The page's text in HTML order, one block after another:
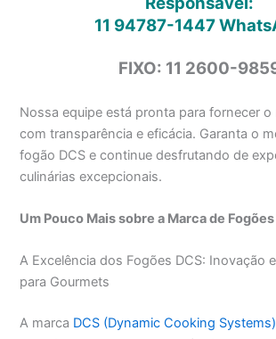
11 94787-1447
FIXO: 11 2600-
Nossa equipe está pronta para fornecer o
com transparência e eficácia. Garanta o
fogão DCS e continue desfrutando de
culinárias excepcionais.
Um Pouco Mais sobre a Marca de
A Excelência dos Fogões DCS: Inovação
para Gourmets
A marca DCS (Dynamic Cooking Systems)